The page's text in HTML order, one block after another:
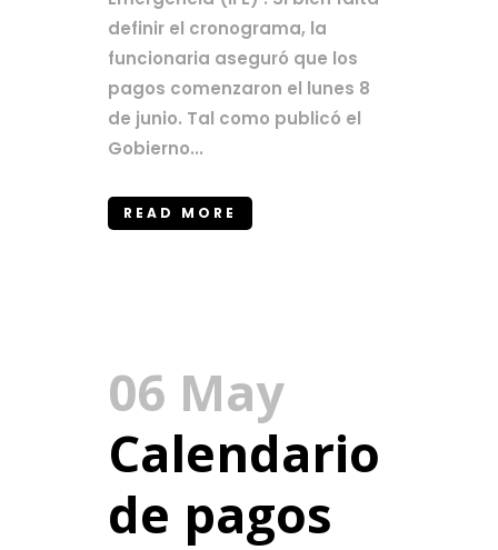
definir el cronograma, la
funcionaria aseguró que los
pagos comenzaron el lunes 8
de junio. Tal como publicó el
Gobierno...
READ MORE
06 May
Calendario
de pagos